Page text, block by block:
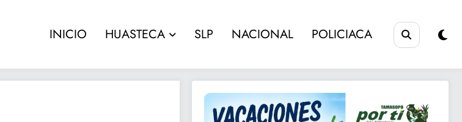
INICIO HUASTECA SLP NACIONAL POLICIACA